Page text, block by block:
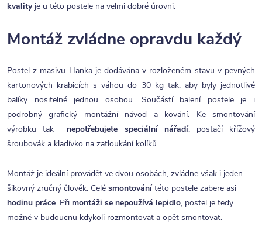
kvalityje u této postele na velmi dobré úrovni.
Montáž zvládne opravdu každý
Postel z masivu Hanka je dodávána v rozloženém stavu v pevných
kartonových krabicích s váhou do 30 kg tak, aby byly jednotlivé
balíky nositelné jednou osobou. Součástí balení postele je i
podrobný grafický montážní návod a kování. Ke smontování
výrobku tak nepotřebujete speciální nářadí, postačí křížový
šroubovák a kladívko na zatloukání kolíků.
Montáž je ideální provádět ve dvou osobách, zvládne však i jeden
šikovný zručný člověk. Celé smontování této postele zabere asi
hodinu práce. Při montáži se nepoužívá lepidlo, postel je tedy
možné v budoucnu kdykoli rozmontovat a opět smontovat.